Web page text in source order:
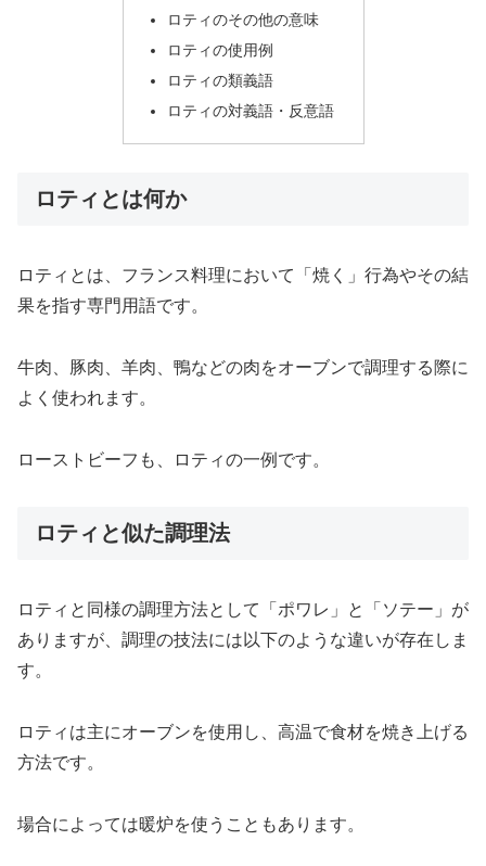
ロティのその他の意味
ロティの使用例
ロティの類義語
ロティの対義語・反意語
ロティとは何か
ロティとは、フランス料理において「焼く」行為やその結
果を指す専門用語です。
牛肉、豚肉、羊肉、鴨などの肉をオーブンで調理する際に
よく使われます。
ローストビーフも、ロティの一例です。
ロティと似た調理法
ロティと同様の調理方法として「ポワレ」と「ソテー」が
ありますが、調理の技法には以下のような違いが存在しま
す。
ロティは主にオーブンを使用し、高温で食材を焼き上げる
方法です。
場合によっては暖炉を使うこともあります。